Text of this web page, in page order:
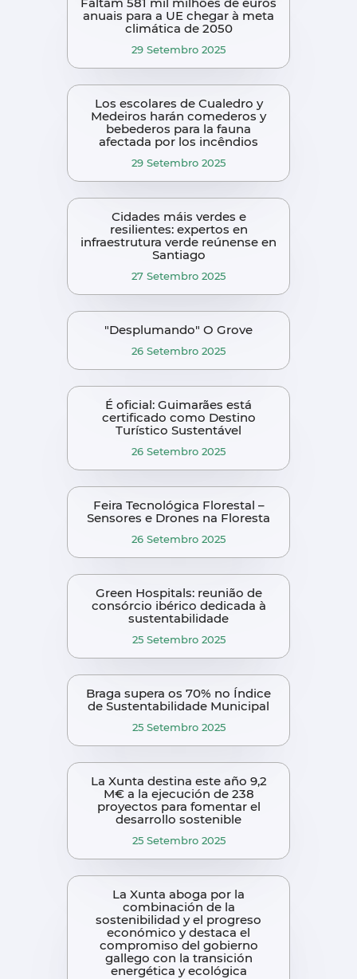
anuais para a UE chegar à meta
climática de 2050
29 Setembro 2025
Los escolares de Cualedro y
Medeiros harán comederos y
bebederos para la fauna
afectada por los incêndios
29 Setembro 2025
Cidades máis verdes e
resilientes: expertos en
infraestrutura verde reúnense en
Santiago
27 Setembro 2025
"Desplumando" O Grove
26 Setembro 2025
É oficial: Guimarães está
certificado como Destino
Turístico Sustentável
26 Setembro 2025
Feira Tecnológica Florestal –
Sensores e Drones na Floresta
26 Setembro 2025
Green Hospitals: reunião de
consórcio ibérico dedicada à
sustentabilidade
25 Setembro 2025
Braga supera os 70% no Índice
de Sustentabilidade Municipal
25 Setembro 2025
La Xunta destina este año 9,2
M€ a la ejecución de 238
proyectos para fomentar el
desarrollo sostenible
25 Setembro 2025
La Xunta aboga por la
combinación de la
sostenibilidad y el progreso
económico y destaca el
compromiso del gobierno
gallego con la transición
energética y ecológica